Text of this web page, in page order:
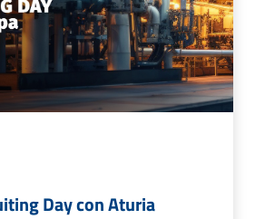
Day con Aturia